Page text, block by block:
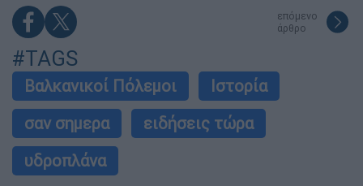
επόμενο
άρθρο
#TAGS
Βαλκανικοί Πόλεμοι
Ιστορία
σαν σημερα
ειδήσεις τώρα
υδροπλάνα